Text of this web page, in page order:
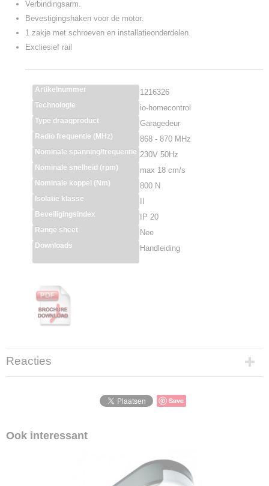
Verbindingsarm.
Bevestigingshaken voor de motor.
1 zakje met schroeven en installatieonderdelen.
Excliesief rail
Artikelnummer 1216326
Technologie io-homecontrol
Type draagproduct Garagedeur
Radio frequentie (MHz) 868 - 870 MHz
Nominale spanning/frequentie 230V 50Hz
Nominale snelheid (rpm) max 18 cm/s
Nominale koppel (Nm) 800 N
Isolatie klasse
Beveiligingsindex IP 20
Range sheet Nee
Downloads Handleiding
Reacties
Save
Ook interessant